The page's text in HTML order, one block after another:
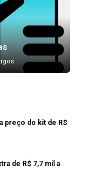
preço do kit de R$
de R$ 7,7 mil a